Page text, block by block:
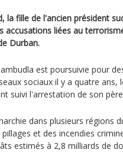
la fille de l'ancien président
accusations liées au
Durban.
est poursuivie pour
sociaux il y a quatre
suivi l'arrestation de son
dans plusieurs régions
et des incendies
estimés à 2,8 milliards de